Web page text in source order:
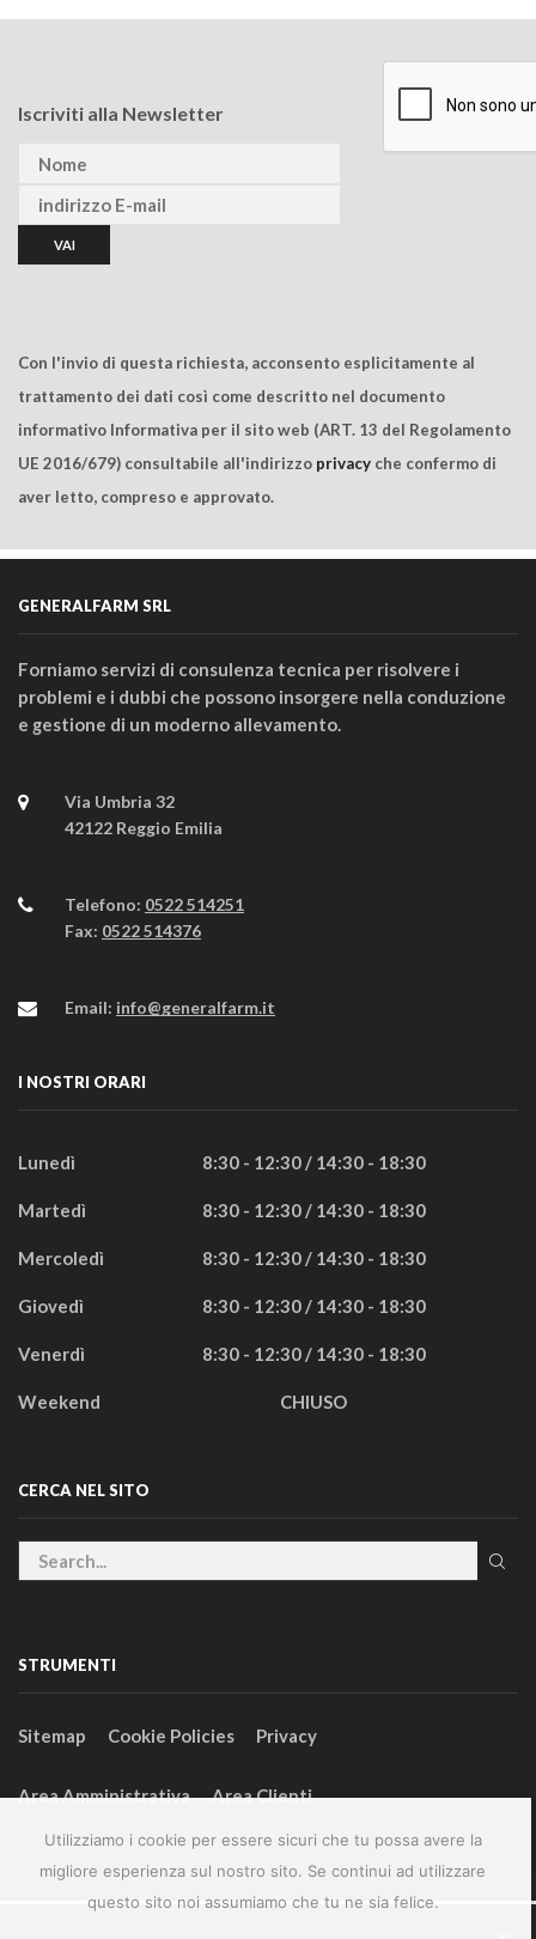
Utilizziamo i cookie per essere sicuri che tu possa avere la
migliore esperienza sul nostro sito. Se continui ad utilizzare
questo sito noi assumiamo che tu ne sia felice.
Iscriviti alla Newsletter
Con l'invio di questa richiesta, acconsento esplicitamente al
trattamento dei dati così come descritto nel documento
informativo Informativa per il sito web (ART. 13 del Regolamento
UE 2016/679) consultabile all'indirizzo privacy che confermo di
aver letto, compreso e approvato.
GENERALFARM SRL
Forniamo servizi di consulenza tecnica per risolvere i
problemi e i dubbi che possono insorgere nella conduzione
e gestione di un moderno allevamento.
Via Umbria 32
42122 Reggio Emilia
Telefono: 0522 514251
Fax: 0522 514376
Email: info@generalfarm.it
I NOSTRI ORARI
Lunedì 8:30 - 12:30 / 14:30 - 18:30
Martedì 8:30 - 12:30 / 14:30 - 18:30
Mercoledì 8:30 - 12:30 / 14:30 - 18:30
Giovedì 8:30 - 12:30 / 14:30 - 18:30
Venerdì 8:30 - 12:30 / 14:30 - 18:30
Weekend CHIUSO
CERCA NEL SITO
STRUMENTI
Sitemap Cookie Policies Privacy
Area Amministrativa Area Clienti